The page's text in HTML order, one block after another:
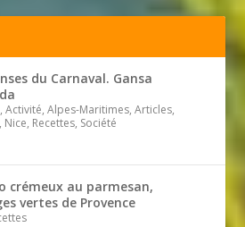
du Carnaval. Gansa
Activité, Alpes-Maritimes, Articles,
Nice, Recettes, Société
crémeux au parmesan,
vertes de Provence